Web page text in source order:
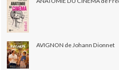
AVIGNON de Johann Dionnet